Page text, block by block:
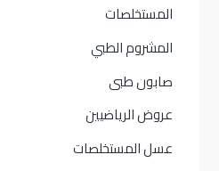
المستخلصات
المشروم الطبي
صابون طبى
عروض الرياضيين
عسل المستخلصات